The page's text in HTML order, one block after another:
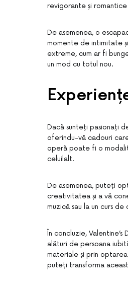
revigorante și
De asemenea, o
momente de intimitate
extreme, cum ar fi
un mod cu totul nou.
Dacă sunteți pasionați
oferindu-vă cadouri
operă poate fi o
celuilalt.
De asemenea, puteți
creativitatea și a vă
muzică sau la un curs
În concluzie,
alături de persoana
materiale și prin
puteți transforma